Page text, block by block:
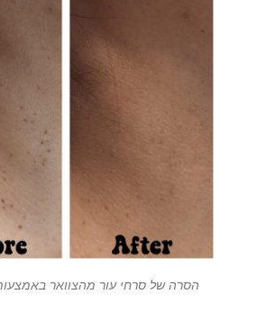
הסרה של סרחי עור מהצוואר באמצעות